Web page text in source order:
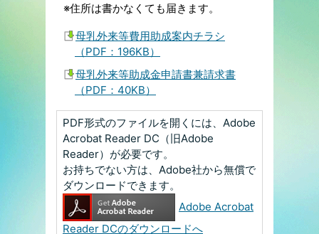
※住所は書かなくても届きます。
母乳外来等費用助成案内チラシ
（PDF：196KB）
母乳外来等助成金申請書兼請求書
（PDF：40KB）
PDF形式のファイルを開くには、Adobe
Acrobat Reader DC（旧Adobe
Reader）が必要です。
お持ちでない方は、Adobe社から無償で
ダウンロードできます。
Adobe Acrobat
Reader DCのダウンロードへ